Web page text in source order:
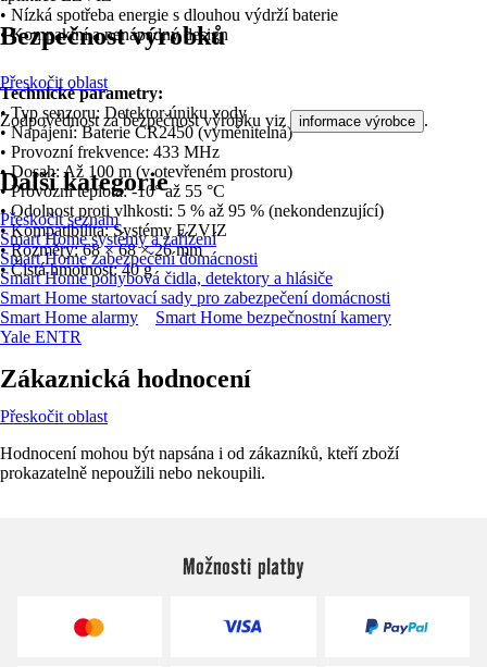
• Nízká spotřeba energie s dlouhou výdrží baterie
• Kompaktní a nenápadný design
Technické parametry:
• Typ senzoru: Detektor úniku vody
• Napájení: Baterie CR2450 (vyměnitelná)
• Provozní frekvence: 433 MHz
• Dosah: Až 100 m (v otevřeném prostoru)
• Provozní teplota: -10° až 55 °C
• Odolnost proti vlhkosti: 5 % až 95 % (nekondenzující)
• Kompatibilita: Systémy EZVIZ
• Rozměry: 68 × 68 × 26 mm
• Čistá hmotnost: 40 g
Bezpečnost výrobků
Přeskočit oblast
Zodpovědnost za bezpečnost výrobku viz informace výrobce .
Další kategorie
Přeskočit seznam
Smart Home systémy a zařízení
Smart Home zabezpečení domácnosti
Smart Home pohybová čidla, detektory a hlásiče
Smart Home startovací sady pro zabezpečení domácnosti
Smart Home alarmy
Smart Home bezpečnostní kamery
Yale ENTR
Zákaznická hodnocení
Přeskočit oblast
Hodnocení mohou být napsána i od zákazníků, kteří zboží
prokazatelně nepoužili nebo nekoupili.
Možnosti platby